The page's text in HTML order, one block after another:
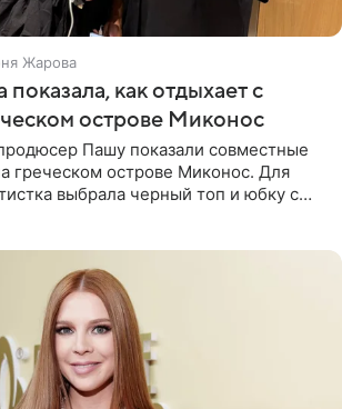
Жарова
как отдыхает с
острове Миконос
Пашу показали совместные
греческом острове Миконос. Для
выбрала черный топ и юбку с